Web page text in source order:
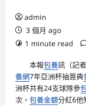
admin
3 個月 ago
1 minute read
本報包養訊（記
養網7年亞洲杯抽簽典
洲杯共有24支球隊參
次， 包養金額分紅6他